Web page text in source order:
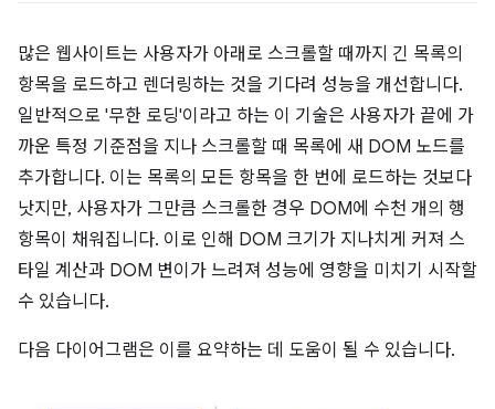
많은 웹사이트는 사용자가 아래로 스크롤할 때까지 긴 목록의
항목을 로드하고 렌더링하는 것을 기다려 성능을 개선합니다.
일반적으로 '무한 로딩'이라고 하는 이 기술은 사용자가 끝에 가
까운 특정 기준점을 지나 스크롤할 때 목록에 새 DOM 노드를
추가합니다. 이는 목록의 모든 항목을 한 번에 로드하는 것보다
낫지만, 사용자가 그만큼 스크롤한 경우 DOM에 수천 개의 행
항목이 채워집니다. 이로 인해 DOM 크기가 지나치게 커져 스
타일 계산과 DOM 변이가 느려져 성능에 영향을 미치기 시작할
수 있습니다.
다음 다이어그램은 이를 요약하는 데 도움이 될 수 있습니다.